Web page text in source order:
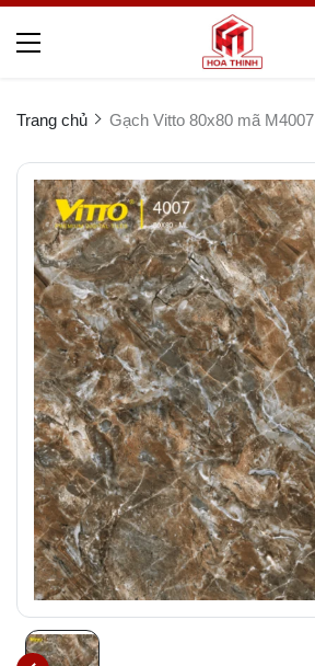
Trang chủ Gạch Vitto 80x80 mã M4007